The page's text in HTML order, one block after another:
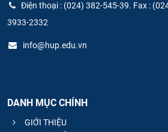
Điện thoại : (024) 382-545-39. Fax :
3933-2332
info@hup.edu.vn
DANH MỤC CHÍNH
GIỚI THIỆU